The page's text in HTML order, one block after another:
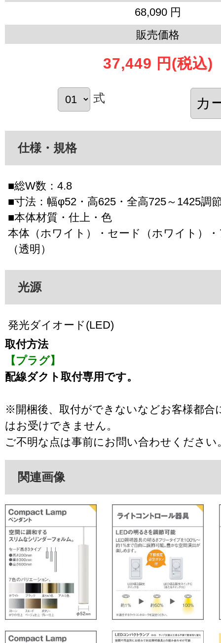
68,090 円
販売価格
37,449 円 (税込)
式
仕様・規格
■総W数：4.8
■寸法：幅φ52・高625・全高725～1425調
■本体材質・仕上・色
本体（ホワイト）・セード（ホワイト）
（透明）
光源
発光ダイオード(LED)
取付方法
【プラグ】
配線ダクト取付専用です。
※開梱後、取付ができないなどお客様都合
はお受けできません。
ご不明な点は事前にお問い合わせください
関連画像